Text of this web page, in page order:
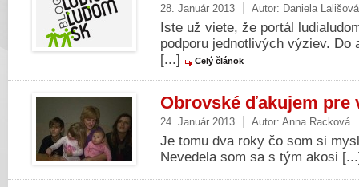
28. Január 2013 Autor: Daniela Lališová
Iste už viete, že portál
podporu jednotlivých výziev.
[...]
Celý článok
Obrovské ďakujem pre
24. Január 2013 Autor: Anna Racková
Je tomu dva roky čo som si
Nevedela som sa s tým akosi